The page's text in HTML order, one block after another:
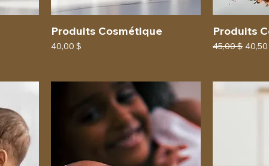
Produits Cosmétique
Prix
40,00 $
Produits
Prix original
45,00 $ Prix
40,50